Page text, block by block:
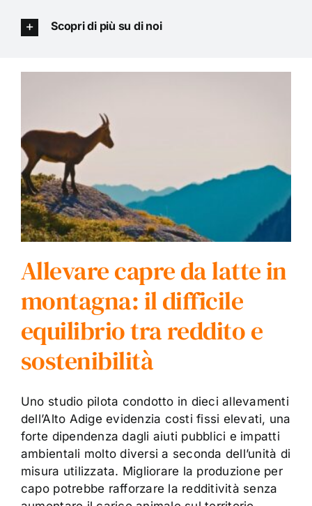
Scopri di più su di noi
Allevare capre da latte in
montagna: il difficile
equilibrio tra reddito e
sostenibilità
Uno studio pilota condotto in dieci allevamenti
dell’Alto Adige evidenzia costi fissi elevati, una
forte dipendenza dagli aiuti pubblici e impatti
ambientali molto diversi a seconda dell’unità di
misura utilizzata. Migliorare la produzione per
capo potrebbe rafforzare la redditività senza